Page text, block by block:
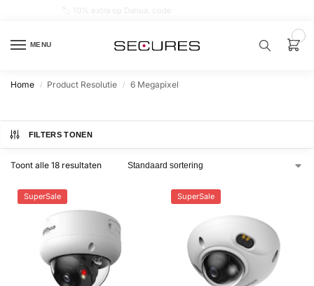
MENU
P
P
samenstellen
Home / Product Resolutie / 6 Megapixel
FILTERS TONEN
Toont alle 18 resultaten
SuperSale SuperSale